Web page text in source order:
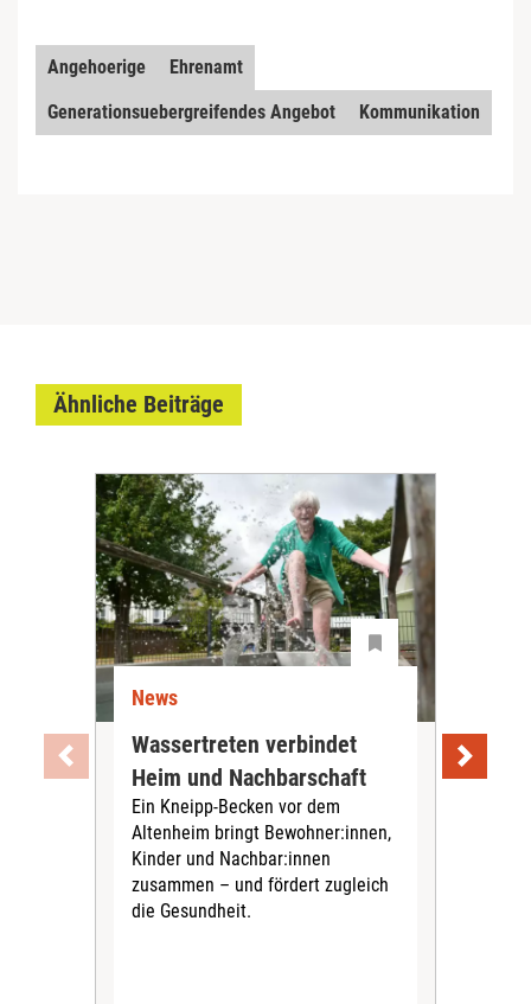
Angehoerige
Ehrenamt
Generationsuebergreifendes Angebot
Kommunikation
Ähnliche Beiträge
News
Wassertreten verbindet
Heim und Nachbarschaft
Ein Kneipp-Becken vor dem
Altenheim bringt Bewohner:innen,
Kinder und Nachbar:innen
zusammen – und fördert zugleich
die Gesundheit.